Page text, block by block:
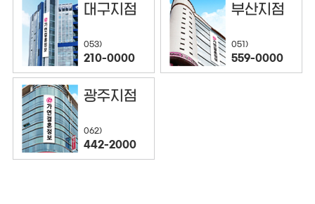
대구지점
053)
210-0000
부산지점
051)
559-0000
광주지점
062)
442-2000